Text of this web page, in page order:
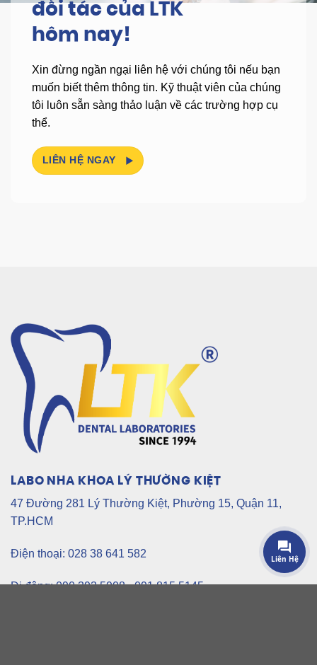
đối tác của LTK
hôm nay!
Xin đừng ngần ngại liên hệ với chúng tôi nếu bạn
muốn biết thêm thông tin. Kỹ thuật viên của chúng
tôi luôn sẵn sàng thảo luận về các trường hợp cụ
thể.
LIÊN HỆ NGAY
LABO NHA KHOA LÝ THƯỜNG KIỆT
47 Đường 281 Lý Thường Kiệt, Phường 15, Quận 11,
TP.HCM
Điện thoại: 028 38 641 582
Di động: 090 393 5908 - 091 815 5145
Liên Hệ